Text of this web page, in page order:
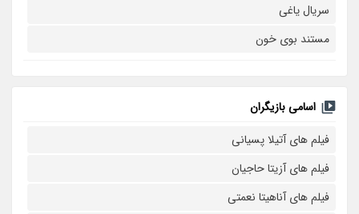
سریال یاغی
مستند بوی خون
اسامی بازیگران
فیلم های آتیلا پسیانی
فیلم های آزیتا حاجیان
فیلم های آناهیتا نعمتی